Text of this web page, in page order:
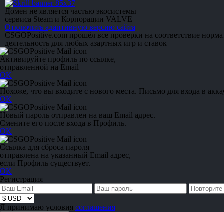
Домен не является частью экосистемы
сервиса Steam и Корпорации VALVE
Отключить адаптивную версию сайта
CSGOPositive.com прошёл все проверки на соответствие
деятельность для любых азартных игр и ставок
Активируйте профиль по ссылке,
отправленной на Email
OK
Похоже, что вы входите с нового места. Письмо для входа в
OK
Новый пароль отправлен на ваш Email адрес.
Смените его после входа в Профиль.
OK
Ссылка для сброса пароля
отправлена на указанный Email адрес,
если Профиль существует.
OK
Регистрация
Я принимаю условия соглашения